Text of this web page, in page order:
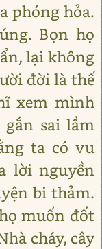
phóng hỏa.
Bọn họ
lại không
đời là thế
xem mình
sai lầm
ta có vu
lời nguyền
bi thảm.
muốn đốt
cháy, cây